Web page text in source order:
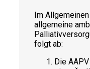
Im
allgemeine
folgt ab:
Die